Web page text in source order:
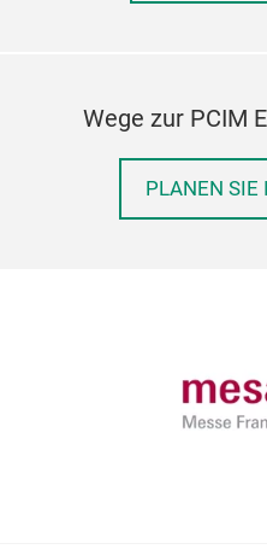
Wege zur PCIM
PLANEN SIE